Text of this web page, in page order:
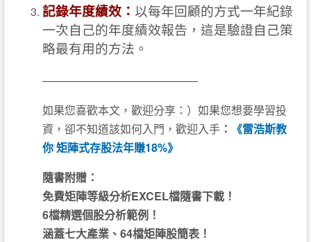
記錄年度績效： 以每年回顧的方式一年紀錄
一次自己的年度績效報告，這是驗證自己策
略最有用的方法。
——————————————
如果您喜歡本文，歡迎分享：）如果您想要學習投
資，卻不知道該如何入門，歡迎入手 ：
《雷浩斯教
你 矩陣式存股法年賺18%》
隨書附贈：
免費矩陣等級分析EXCEL檔隨書下載！
6檔精選個股分析範例！
涵蓋七大產業、64檔矩陣股簡表！